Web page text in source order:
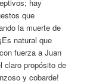
hay
que
la muerte de
natural que
fuerza a Juan
claro propósito de
y cobarde!